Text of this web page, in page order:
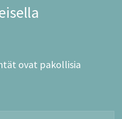
ovat pakollisia